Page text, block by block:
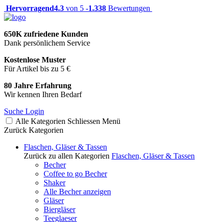
Hervorragend4.3 von 5 -1.338 Bewertungen
650K zufriedene Kunden
Dank persönlichem Service
Kostenlose Muster
Für Artikel bis zu 5 €
80 Jahre Erfahrung
Wir kennen Ihren Bedarf
Suche Login
Alle Kategorien Schliessen Menü
Zurück Kategorien
Flaschen, Gläser & Tassen
Zurück zu allen Kategorien Flaschen, Gläser & Tassen
Becher
Coffee to go Becher
Shaker
Alle Becher anzeigen
Gläser
Biergläser
Teeglaeser